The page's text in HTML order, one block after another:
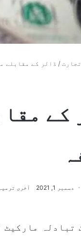
تجارت / ڈالر کے مقابلے
کے
دسمبر 1, 2021 آخری ترمیم
تبادلہ